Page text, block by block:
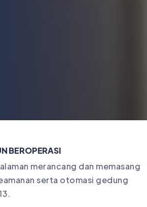
BEROPERASI
merancang dan memasang
serta otomasi gedung